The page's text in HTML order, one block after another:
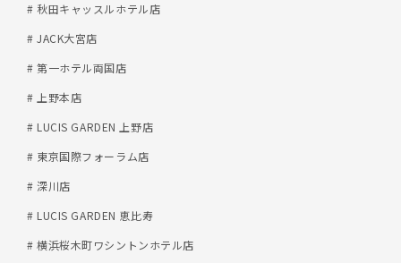
# 秋田キャッスルホテル店
# JACK大宮店
# 第一ホテル両国店
# 上野本店
# LUCIS GARDEN 上野店
# 東京国際フォーラム店
# 深川店
# LUCIS GARDEN 恵比寿
# 横浜桜木町ワシントンホテル店